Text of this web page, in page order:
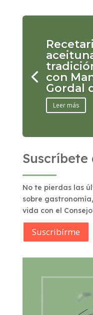
con
Gordal
Leer más
No te pierdas las
sobre
vida con el
Suscribírme